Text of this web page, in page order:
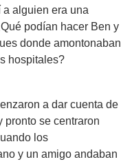
alguien era una
podían hacer Ben y
donde amontonaban
hospitales?
a dar cuenta de
pronto se centraron
los
y un amigo andaban